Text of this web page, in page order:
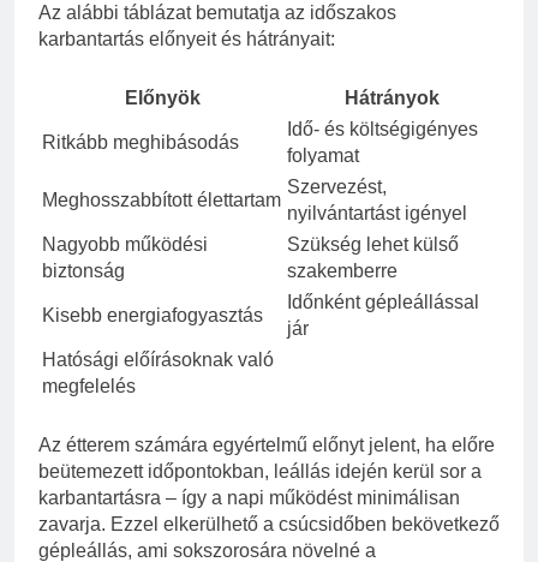
Az alábbi táblázat bemutatja az időszakos
karbantartás előnyeit és hátrányait:
Előnyök Hátrányok
Ritkább meghibásodás
Idő- és költségigényes
folyamat
Meghosszabbított élettartam
Szervezést,
nyilvántartást igényel
Nagyobb működési
biztonság
Szükség lehet külső
szakemberre
Kisebb energiafogyasztás
Időnként gépleállással
jár
Hatósági előírásoknak való
megfelelés
Az étterem számára egyértelmű előnyt jelent, ha előre
beütemezett időpontokban, leállás idején kerül sor a
karbantartásra – így a napi működést minimálisan
zavarja. Ezzel elkerülhető a csúcsidőben bekövetkező
gépleállás, ami sokszorosára növelné a